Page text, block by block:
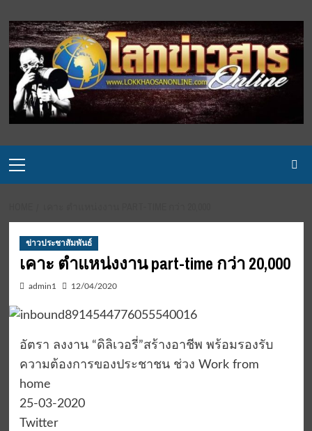
to
content
Menu
ข่าวประชาสัมพันธ์
เคาะ ตำแหน่งงาน part-time กว่า 20,000
admin1 12/04/2020
อัตรา ลงงาน “ดิลิเวอรี่”สร้างอาชีพ พร้อมรองรับ
ความต้องการของประชาชน ช่วง Work from
home
25-03-2020
Twitter